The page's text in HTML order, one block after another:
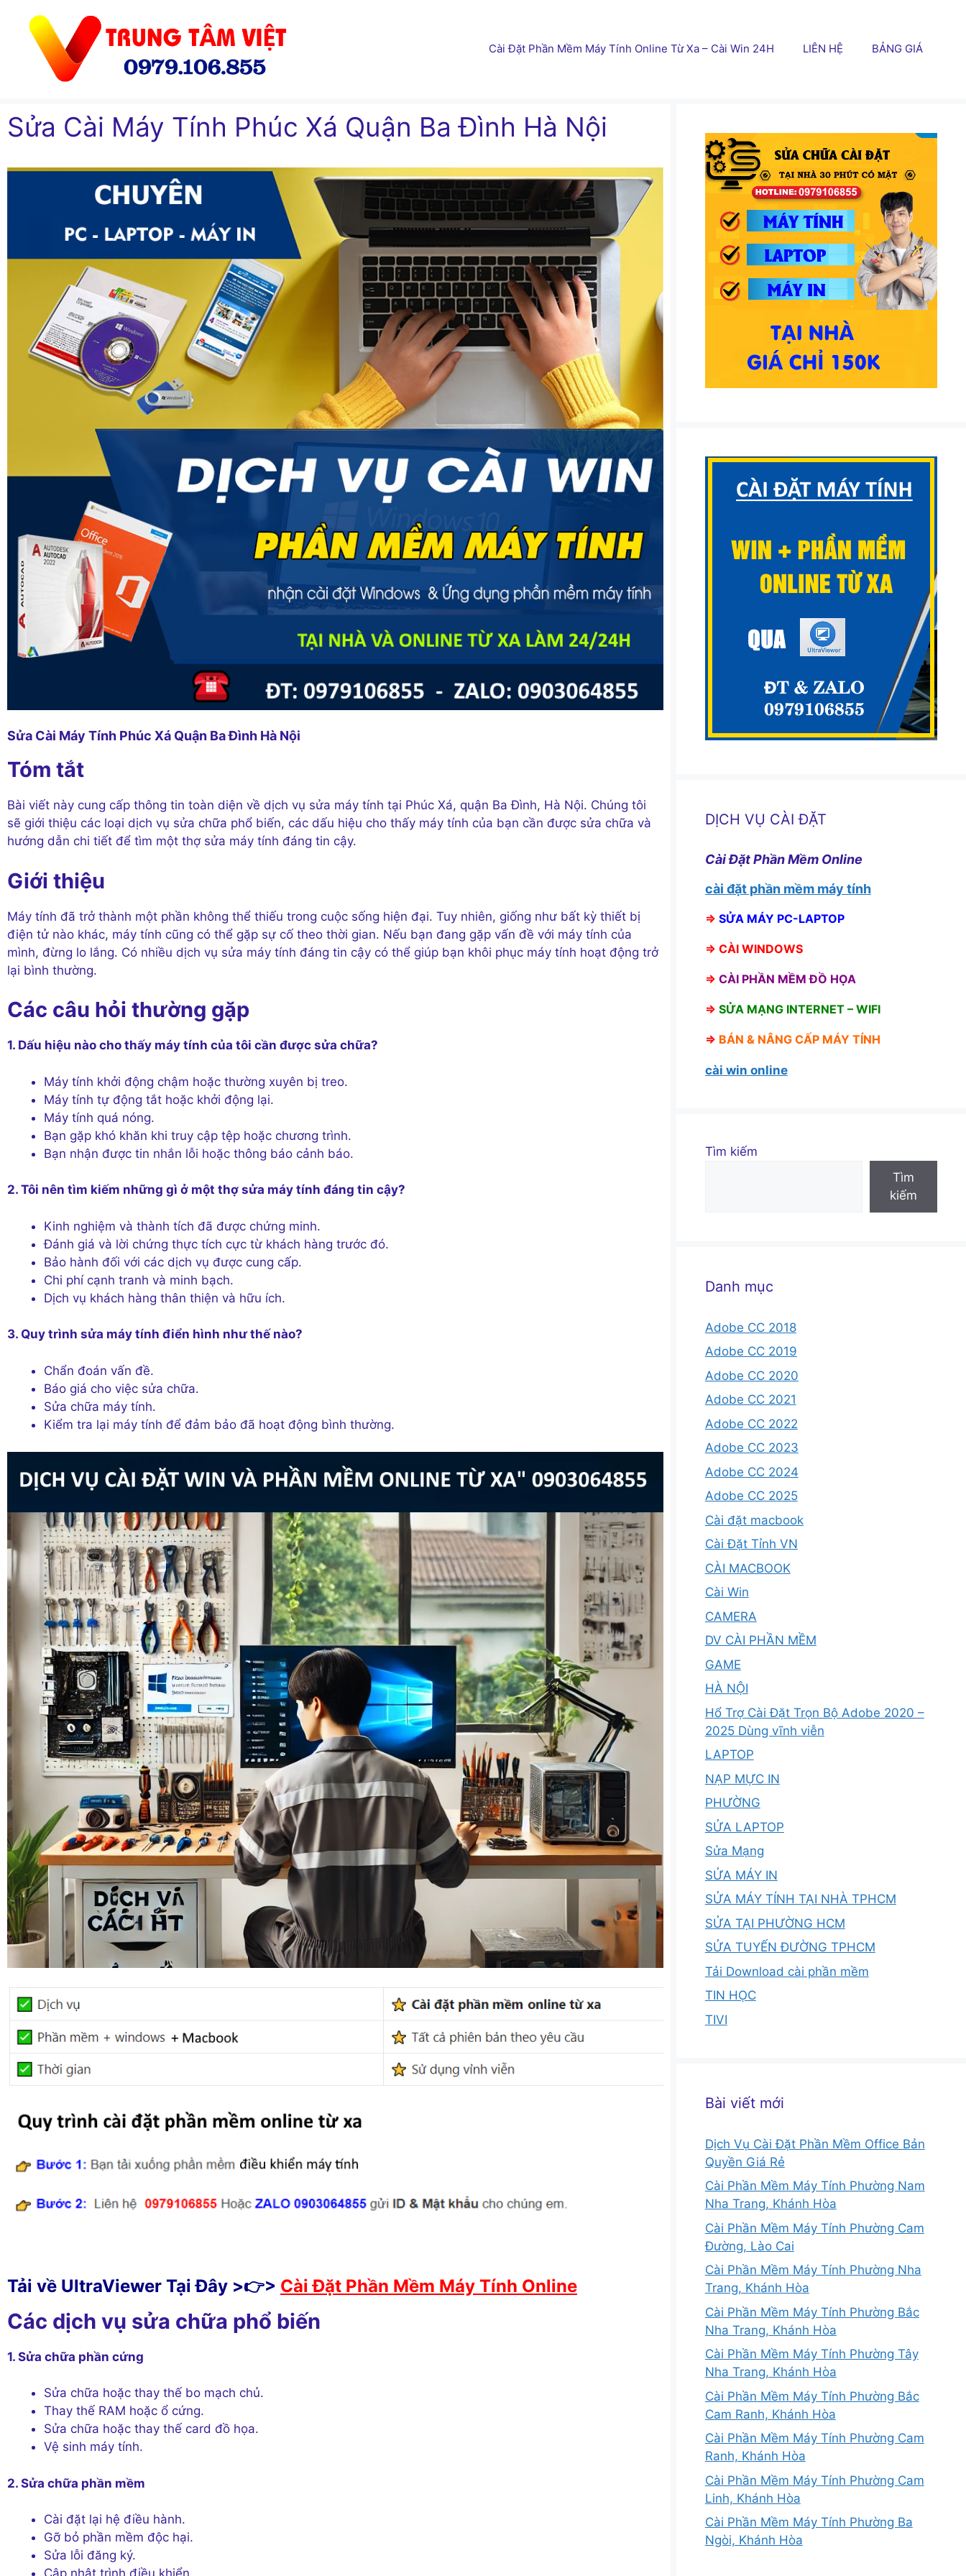
Cài Đặt Phần Mềm Máy Tính Online Từ Xa – Cài Win 24H LIÊN HỆ BẢNG GIÁ
Sửa Cài Máy Tính Phúc Xá Quận Ba Đình Hà Nội
Sửa Cài Máy Tính Phúc Xá Quận Ba Đình Hà Nội
Tóm tắt
Bài viết này cung cấp thông tin toàn diện về dịch vụ sửa máy tính tại Phúc Xá, quận Ba Đình, Hà Nội. Chúng tôi
sẽ giới thiệu các loại dịch vụ sửa chữa phổ biến, các dấu hiệu cho thấy máy tính của bạn cần được sửa chữa và
hướng dẫn chi tiết để tìm một thợ sửa máy tính đáng tin cậy.
Giới thiệu
Máy tính đã trở thành một phần không thể thiếu trong cuộc sống hiện đại. Tuy nhiên, giống như bất kỳ thiết bị
điện tử nào khác, máy tính cũng có thể gặp sự cố theo thời gian. Nếu bạn đang gặp vấn đề với máy tính của
mình, đừng lo lắng. Có nhiều dịch vụ sửa máy tính đáng tin cậy có thể giúp bạn khôi phục máy tính hoạt động trở
lại bình thường.
Các câu hỏi thường gặp
1. Dấu hiệu nào cho thấy máy tính của tôi cần được sửa chữa?
Máy tính khởi động chậm hoặc thường xuyên bị treo.
Máy tính tự động tắt hoặc khởi động lại.
Máy tính quá nóng.
Bạn gặp khó khăn khi truy cập tệp hoặc chương trình.
Bạn nhận được tin nhắn lỗi hoặc thông báo cảnh báo.
2. Tôi nên tìm kiếm những gì ở một thợ sửa máy tính đáng tin cậy?
Kinh nghiệm và thành tích đã được chứng minh.
Đánh giá và lời chứng thực tích cực từ khách hàng trước đó.
Bảo hành đối với các dịch vụ được cung cấp.
Chi phí cạnh tranh và minh bạch.
Dịch vụ khách hàng thân thiện và hữu ích.
3. Quy trình sửa máy tính điển hình như thế nào?
Chẩn đoán vấn đề.
Báo giá cho việc sửa chữa.
Sửa chữa máy tính.
Kiểm tra lại máy tính để đảm bảo đã hoạt động bình thường.
Tải về UltraViewer Tại Đây >👉> Cài Đặt Phần Mềm Máy Tính Online
Các dịch vụ sửa chữa phổ biến
1. Sửa chữa phần cứng
Sửa chữa hoặc thay thế bo mạch chủ.
Thay thế RAM hoặc ổ cứng.
Sửa chữa hoặc thay thế card đồ họa.
Vệ sinh máy tính.
2. Sửa chữa phần mềm
Cài đặt lại hệ điều hành.
Gỡ bỏ phần mềm độc hại.
Sửa lỗi đăng ký.
DỊCH VỤ CÀI ĐẶT
Cài Đặt Phần Mềm Online
cài đặt phần mềm máy tính
⇒ SỬA MÁY PC-LAPTOP
⇒ CÀI WINDOWS
⇒ CÀI PHẦN MỀM ĐỒ HỌA
⇒ SỬA MẠNG INTERNET – WIFI
⇒ BÁN & NÂNG CẤP MÁY TÍNH
cài win online
Tìm kiếm
Tìm
kiếm
Danh mục
Adobe CC 2018
Adobe CC 2019
Adobe CC 2020
Adobe CC 2021
Adobe CC 2022
Adobe CC 2023
Adobe CC 2024
Adobe CC 2025
Cài đặt macbook
Cài Đặt Tỉnh VN
CÀI MACBOOK
Cài Win
CAMERA
DV CÀI PHẦN MỀM
GAME
HÀ NỘI
Hổ Trợ Cài Đặt Trọn Bộ Adobe 2020 –
2025 Dùng vĩnh viễn
LAPTOP
NẠP MỰC IN
PHƯỜNG
SỬA LAPTOP
Sửa Mạng
SỬA MÁY IN
SỬA MÁY TÍNH TẠI NHÀ TPHCM
SỬA TẠI PHƯỜNG HCM
SỬA TUYẾN ĐƯỜNG TPHCM
Tải Download cài phần mềm
TIN HỌC
TIVI
Bài viết mới
Dịch Vụ Cài Đặt Phần Mềm Office Bản
Quyền Giá Rẻ
Cài Phần Mềm Máy Tính Phường Nam
Nha Trang, Khánh Hòa
Cài Phần Mềm Máy Tính Phường Cam
Đường, Lào Cai
Cài Phần Mềm Máy Tính Phường Nha
Trang, Khánh Hòa
Cài Phần Mềm Máy Tính Phường Bắc
Nha Trang, Khánh Hòa
Cài Phần Mềm Máy Tính Phường Tây
Nha Trang, Khánh Hòa
Cài Phần Mềm Máy Tính Phường Bắc
Cam Ranh, Khánh Hòa
Cài Phần Mềm Máy Tính Phường Cam
Ranh, Khánh Hòa
Cài Phần Mềm Máy Tính Phường Cam
Linh, Khánh Hòa
Cài Phần Mềm Máy Tính Phường Ba
Ngòi, Khánh Hòa